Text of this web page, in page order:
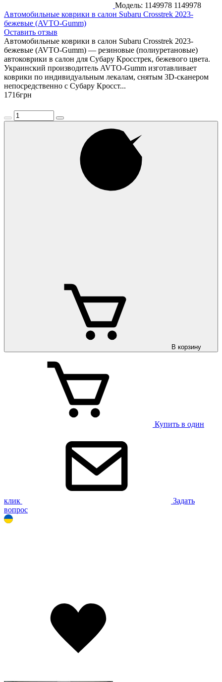
Модель: 1149978 1149978
Автомобильные коврики в салон Subaru Crosstrek 2023-
бежевые (AVTO-Gumm)
Оставить отзыв
Автомобильные коврики в салон Subaru Crosstrek 2023-
бежевые (AVTO-Gumm) — резиновые (полиуретановые)
автоковрики в салон для Субару Кросстрек, бежевого цвета.
Украинский производитель AVTO-Gumm изготавливает
коврики по индивидуальным лекалам, снятым 3D-сканером
непосредственно с Субару Кросст...
1716грн
В корзину
Купить в один
клик
Задать
вопрос